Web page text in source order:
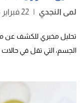
لمى النجدي | 22 فبراير 2023
تحليل مخبري للكشف عن
الجسم، التي تقل في